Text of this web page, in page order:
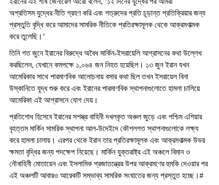
অপ্রতিসম যুদ্ধের নীতি গ্রহণ করি এবং শত্রুদের প্রতি চূড়ান্ত প্রতিক্রিয়ার জন্য
প্রস্তুতি বৃদ্ধি করে আমাদের সামরিক নীতিকে প্রতিরক্ষামূলক থেকে আক্রমণাত্মক
করে তুলেছি।’
তিনি গত জুনে ইরানের বিরুদ্ধে অবৈধ মার্কিন-ইসরায়েলি আগ্রাসনের কথা উল্লেখ
করছিলেন, যেখানে কমপক্ষে ১,০৬৪ জন নিহত হয়েছিল। ১৩ জুন ইরান যখন
আমেরিকার সাথে পারমাণবিক আলোচনায় বসার কথা ছিল তখন ইসরায়েল বিনা
উস্কানিতে যুদ্ধ শুরু করে এবং ইরানের পারমাণবিক স্থাপনাগুলোতে হামলা চালিয়ে
আমেরিকা এই আগ্রাসনে যোগ দেয়।
প্রতিশোধ হিসেবে ইরানের সশস্ত্র বাহিনী দখলকৃত অঞ্চল জুড়ে এবং পশ্চিম এশিয়ার
বৃহত্তম মার্কিন সামরিক স্থাপনা আল-উদেইদে কৌশলগত স্থাপনাগুলোকে লক্ষ্য
করে হামলা চালায়। এরপর থেকে ইরান তার প্রতিরক্ষামূলক এবং আক্রমণাত্মক উভয়
ক্ষমতা বৃদ্ধির জন্য পদক্ষেপ নিয়েছে। মার্কিন যুক্তরাষ্ট্র এই অঞ্চলে বিমান ও
নৌবাহিনী মোতায়েন এবং ইসলামিক প্রজাতন্ত্রের উপর আক্রমণের হুমকি দেওয়ার পর
এই অঞ্চলটি আবারও আরেকটি সম্ভাব্য সামরিক সংঘাতের জন্য প্রস্তুত হচ্ছে।#